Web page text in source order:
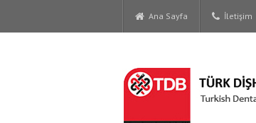
Ana Sayfa İletişim